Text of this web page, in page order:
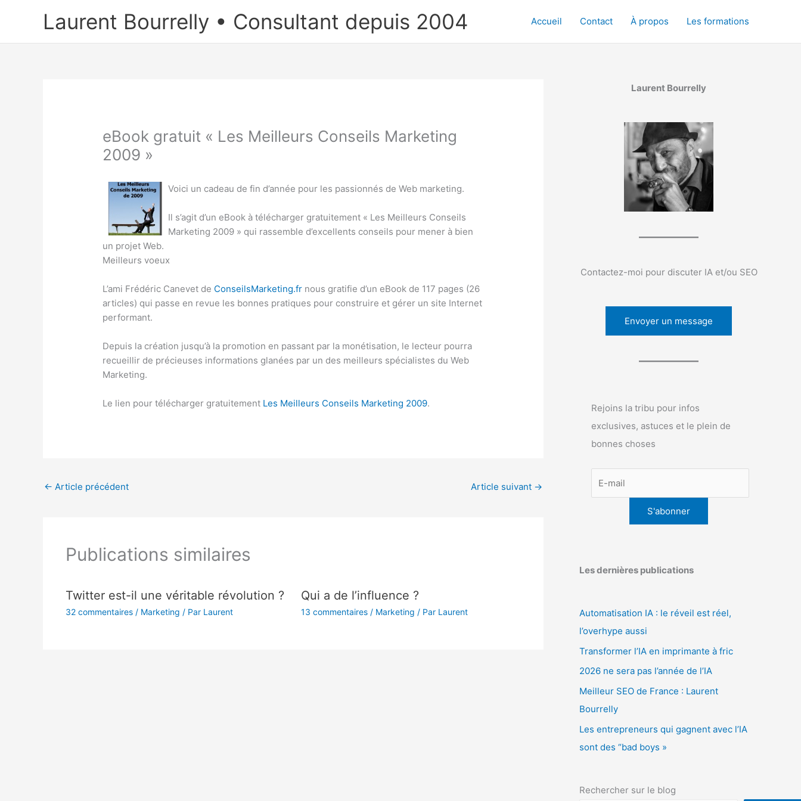
Laurent Bourrelly • Consultant depuis 2004 Accueil Contact À propos Les formations
eBook gratuit « Les Meilleurs Conseils Marketing
2009 »
Voici un cadeau de fin d’année pour les passionnés de Web marketing.
Il s’agit d’un eBook à télécharger gratuitement « Les Meilleurs Conseils
Marketing 2009 » qui rassemble d’excellents conseils pour mener à bien
un projet Web.
Meilleurs voeux
L’ami Frédéric Canevet de ConseilsMarketing.fr nous gratifie d’un eBook de 117 pages (26
articles) qui passe en revue les bonnes pratiques pour construire et gérer un site Internet
performant.
Depuis la création jusqu’à la promotion en passant par la monétisation, le lecteur pourra
recueillir de précieuses informations glanées par un des meilleurs spécialistes du Web
Marketing.
Le lien pour télécharger gratuitement Les Meilleurs Conseils Marketing 2009.
← Article précédent Article suivant →
Publications similaires
Twitter est-il une véritable révolution ?
32 commentaires / Marketing / Par Laurent
Qui a de l’influence ?
13 commentaires / Marketing / Par Laurent
Laurent Bourrelly
Contactez-moi pour discuter IA et/ou SEO
Envoyer un message
Rejoins la tribu pour infos
exclusives, astuces et le plein de
bonnes choses
Les dernières publications
Automatisation IA : le réveil est réel,
l’overhype aussi
Transformer l’IA en imprimante à fric
2026 ne sera pas l’année de l’IA
Meilleur SEO de France : Laurent
Bourrelly
Les entrepreneurs qui gagnent avec l’IA
sont des “bad boys »
Rechercher sur le blog